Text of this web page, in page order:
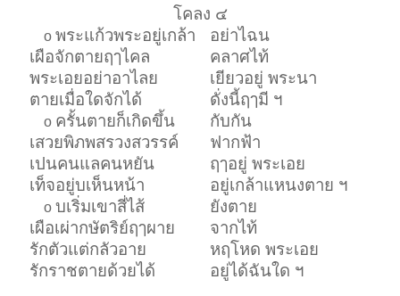
โคลง ๔
o พระแก้วพระอยู่เกล้า
อย่าไฉน
เผือจักตายฤๅไคล
คลาศไท้
พระเอยอย่าอาไลย
เยียวอยู่ พระนา
ตายเมื่อใดจักได้
ดั่งนี้ฤๅมี ฯ
o ครั้นตายก็เกิดขึ้น
กับกัน
เสวยพิภพสรวงสวรรค์
ฟากฟ้า
เปนคนแลคนหยัน
ฤๅอยู่ พระเอย
เท็จอยู่บเห็นหน้า
อยู่เกล้าแหนงตาย ฯ
o บเริ่มเขาสี่ไส้
ยังตาย
เผือเผ่ากษัตริย์ฤๅผาย
จากไท้
รักตัวแต่กลัวอาย
หฤโหด พระเอย
รักราชตายด้วยได้
อยู่ได้ฉันใด ฯ